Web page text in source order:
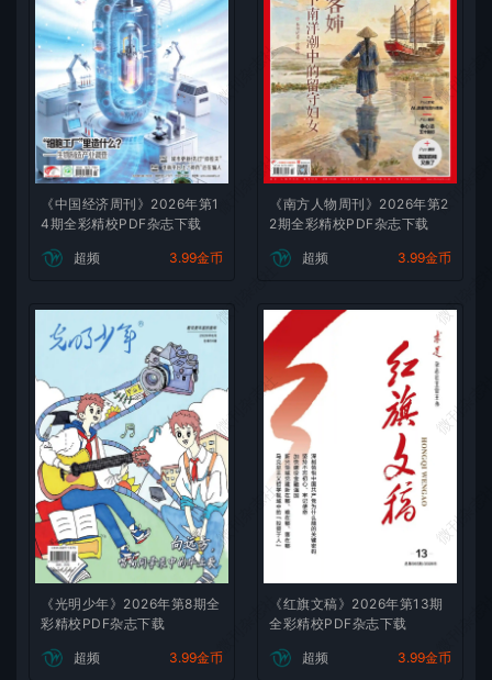
《中国经济周刊》2026年第1
4期全彩精校PDF杂志下载
超频 3.99金币
《南方人物周刊》2026年第2
2期全彩精校PDF杂志下载
超频 3.99金币
《光明少年》2026年第8期全
彩精校PDF杂志下载
超频 3.99金币
《红旗文稿》2026年第13期
全彩精校PDF杂志下载
超频 3.99金币
微刊杂志社
微刊杂
微刊杂志社
微刊杂
微刊杂志社
微刊杂
微刊杂志社
微刊杂
微刊杂志社
微刊杂
微刊杂志社
微刊杂